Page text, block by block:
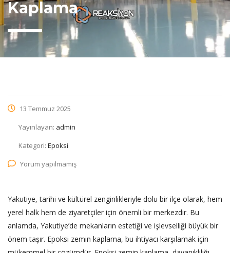
Kaplama
13 Temmuz 2025
Yayınlayan: admin
Kategori: Epoksi
Yorum yapılmamış
Yakutiye, tarihi ve kültürel zenginlikleriyle dolu bir ilçe olarak, hem
yerel halk hem de ziyaretçiler için önemli bir merkezdir. Bu
anlamda, Yakutiye’de mekanların estetiği ve işlevselliği büyük bir
önem taşır. Epoksi zemin kaplama, bu ihtiyacı karşılamak için